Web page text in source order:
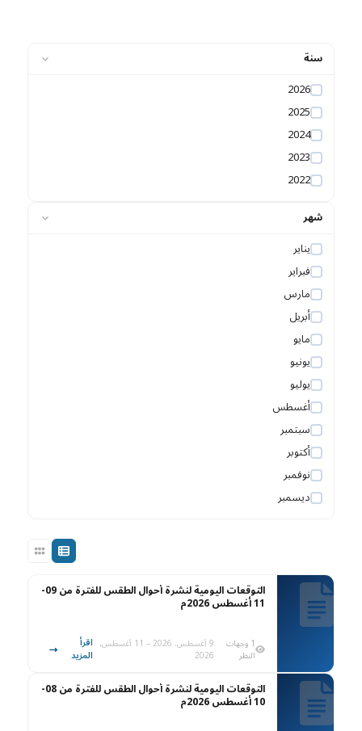
سنة
2026
2025
2024
2023
2022
شهر
يناير
فبراير
مارس
أبريل
مايو
يونيو
يوليو
أغسطس
سبتمبر
أكتوبر
نوفمبر
ديسمبر
التوقعات اليومية لنشرة أحوال الطقس للفترة من 09-
11 أغسطس 2026م
1 وجهات
النظر
9 أغسطس، 2026 – 11 أغسطس،
2026
اقرأ
المزيد
التوقعات اليومية لنشرة أحوال الطقس للفترة من 08-
10 أغسطس 2026م